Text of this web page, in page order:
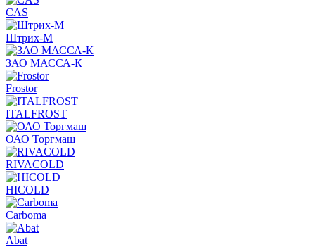
CAS
Штрих-М
ЗАО МАССА-К
Frostor
ITALFROST
ОАО Торгмаш
RIVACOLD
HICOLD
Carboma
Abat